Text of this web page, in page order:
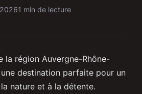
1 min de lecture
la région Auvergne-Rhône-
destination parfaite pour un
nature et à la détente.